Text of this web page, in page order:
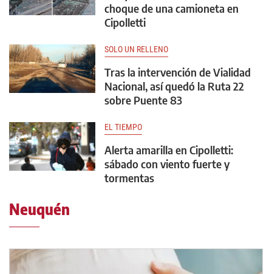
choque de una camioneta en
Cipolletti
SOLO UN RELLENO
Tras la intervención de Vialidad
Nacional, así quedó la Ruta 22
sobre Puente 83
EL TIEMPO
Alerta amarilla en Cipolletti:
sábado con viento fuerte y
tormentas
Neuquén